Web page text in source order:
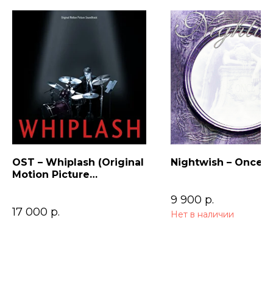
OST – Whiplash (Original
Motion Picture
17 000 р.
Nightwish – Once
9 900 р.
Нет в наличии